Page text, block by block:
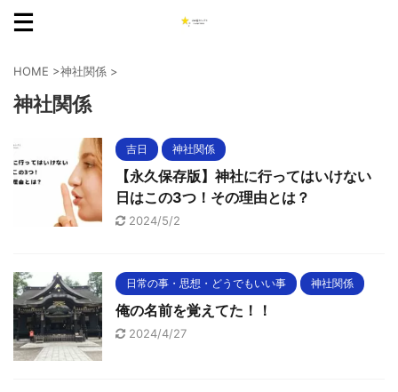
HOME >神社関係 >
神社関係
吉日 神社関係
【永久保存版】神社に行ってはいけない
日はこの3つ！その理由とは？
2024/5/2
日常の事・思想・どうでもいい事 神社関係
俺の名前を覚えてた！！
2024/4/27